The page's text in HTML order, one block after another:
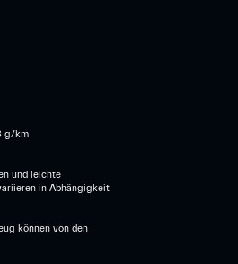
g/km
und leichte
in Abhängigkeit
können von den